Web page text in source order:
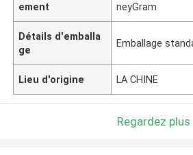
ement
neyGram
Détails d'emballa
ge
Emballage
Lieu d'origine LA CHINE
Regardez plus